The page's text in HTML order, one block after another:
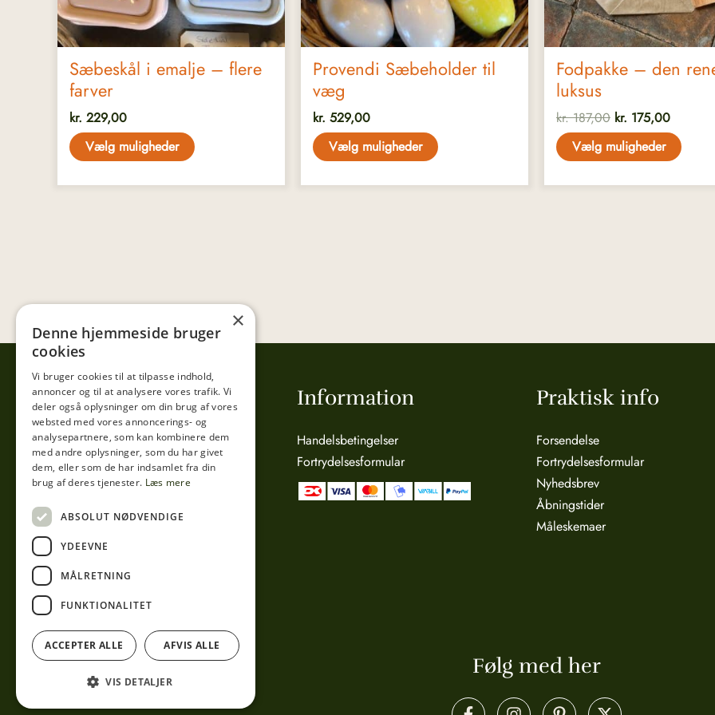
Sæbeskål i emalje – flere
farver
kr. 229,00
Vælg muligheder
varesiden
Provendi Sæbeholder til
væg
kr. 529,00
Vælg muligheder
varesiden
Fodpakke – den
luksus
kr.187,00 kr. 175,00
Vælg muligheder
varesiden
Tibberup Høkeren
Sct. Anna Gade 4A
3000 Helsingør
CVR: 15800038
Mail:info@tibberuphoekeren.dk
Information
Handelsbetingelser
Fortrydelsesformular
Praktisk info
Forsendelse
Fortrydelsesformular
Nyhedsbrev
Åbningstider
Måleskemaer
Følg med her
×
Denne hjemmeside bruger
cookies
Vi bruger cookies til at tilpasse indhold,
annoncer og til at analysere vores trafik. Vi
deler også oplysninger om din brug af vores
websted med vores annoncerings- og
analysepartnere, som kan kombinere dem
med andre oplysninger, som du har givet
dem, eller som de har indsamlet fra din
brug af deres tjenester. Læs mere
ABSOLUT NØDVENDIGE
YDEEVNE
MÅLRETNING
FUNKTIONALITET
ACCEPTER ALLE AFVIS ALLE
VIS DETALJER